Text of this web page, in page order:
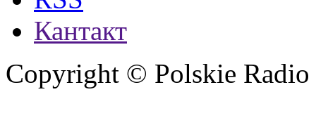
Кантакт
Copyright © Polskie